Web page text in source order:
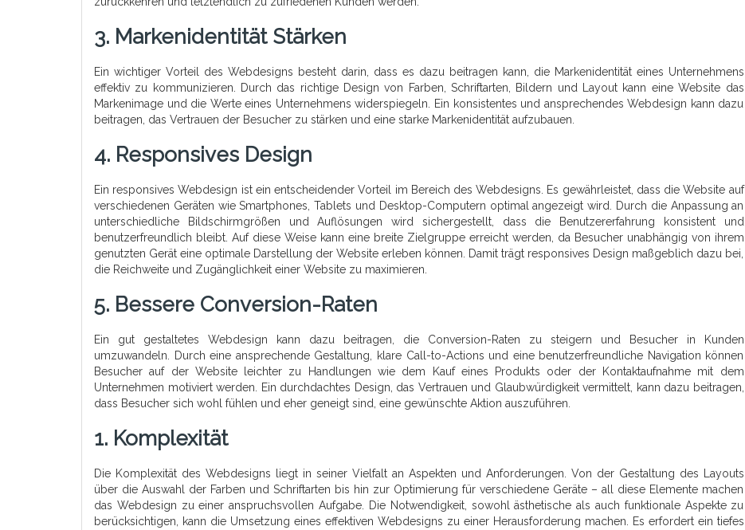
3. Markenidentität Stärken
Ein wichtiger Vorteil des Webdesigns besteht darin, dass es dazu beitragen kann, die Markenidentität eines Unternehmens
effektiv zu kommunizieren. Durch das richtige Design von Farben, Schriftarten, Bildern und Layout kann eine Website das
Markenimage und die Werte eines Unternehmens widerspiegeln. Ein konsistentes und ansprechendes Webdesign kann dazu
beitragen, das Vertrauen der Besucher zu stärken und eine starke Markenidentität aufzubauen.
4. Responsives Design
Ein responsives Webdesign ist ein entscheidender Vorteil im Bereich des Webdesigns. Es gewährleistet, dass die Website auf
verschiedenen Geräten wie Smartphones, Tablets und Desktop-Computern optimal angezeigt wird. Durch die Anpassung an
unterschiedliche Bildschirmgrößen und Auflösungen wird sichergestellt, dass die Benutzererfahrung konsistent und
benutzerfreundlich bleibt. Auf diese Weise kann eine breite Zielgruppe erreicht werden, da Besucher unabhängig von ihrem
genutzten Gerät eine optimale Darstellung der Website erleben können. Damit trägt responsives Design maßgeblich dazu bei,
die Reichweite und Zugänglichkeit einer Website zu maximieren.
5. Bessere Conversion-Raten
Ein gut gestaltetes Webdesign kann dazu beitragen, die Conversion-Raten zu steigern und Besucher in Kunden
umzuwandeln. Durch eine ansprechende Gestaltung, klare Call-to-Actions und eine benutzerfreundliche Navigation können
Besucher auf der Website leichter zu Handlungen wie dem Kauf eines Produkts oder der Kontaktaufnahme mit dem
Unternehmen motiviert werden. Ein durchdachtes Design, das Vertrauen und Glaubwürdigkeit vermittelt, kann dazu beitragen,
dass Besucher sich wohl fühlen und eher geneigt sind, eine gewünschte Aktion auszuführen.
1. Komplexität
Die Komplexität des Webdesigns liegt in seiner Vielfalt an Aspekten und Anforderungen. Von der Gestaltung des Layouts
über die Auswahl der Farben und Schriftarten bis hin zur Optimierung für verschiedene Geräte – all diese Elemente machen
das Webdesign zu einer anspruchsvollen Aufgabe. Die Notwendigkeit, sowohl ästhetische als auch funktionale Aspekte zu
berücksichtigen, kann die Umsetzung eines effektiven Webdesigns zu einer Herausforderung machen. Es erfordert ein tiefes